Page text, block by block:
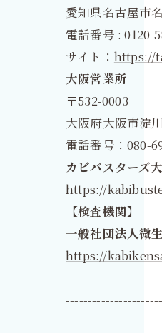
愛知県名古屋市
電話番号 : 0120-
サイト： https://
大阪営業所
〒532-0003
大阪府大阪市淀
電話番号：080-
カビバスターズ
https://
【検査機関】
一般社団法人微
https://